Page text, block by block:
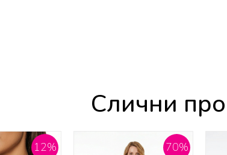
Слични
12% 70%